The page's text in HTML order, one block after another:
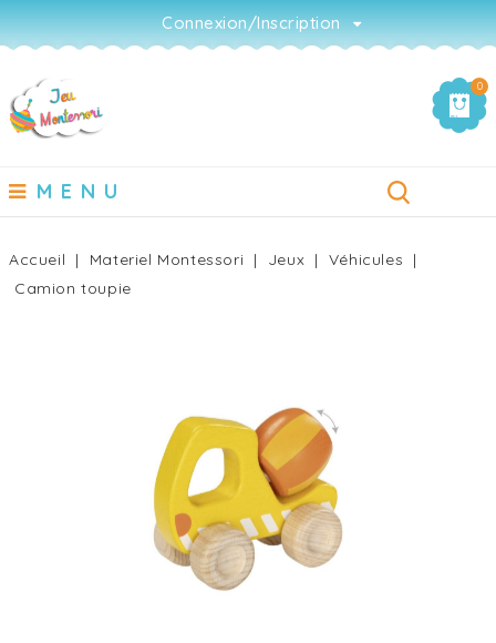
Connexion/Inscription
0
MENU
Accueil Materiel Montessori Jeux
Véhicules
Camion toupie